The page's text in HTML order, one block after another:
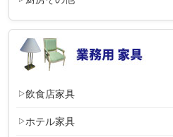
飲食店家具
ホテル家具